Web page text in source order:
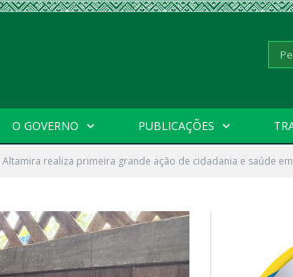
por:
O GOVERNO PUBLICAÇÕES
Altamira realiza primeira grande ação de cidadania e saúde